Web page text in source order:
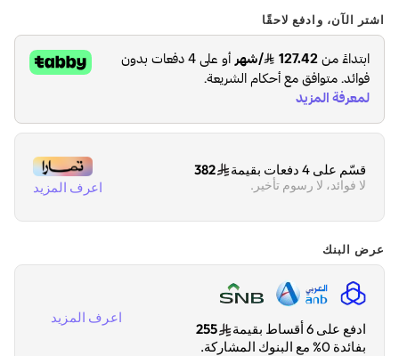
اشتر الآن، وادفع لاحقًا
قسّم على 4 دفعات بقيمة 382
لا فوائد، لا رسوم تأخير. اعرف المزيد
عرض البنك
ادفع على 6 أقساط بقيمة
255
بفائدة 0% مع البنوك المشاركة.
اعرف المزيد